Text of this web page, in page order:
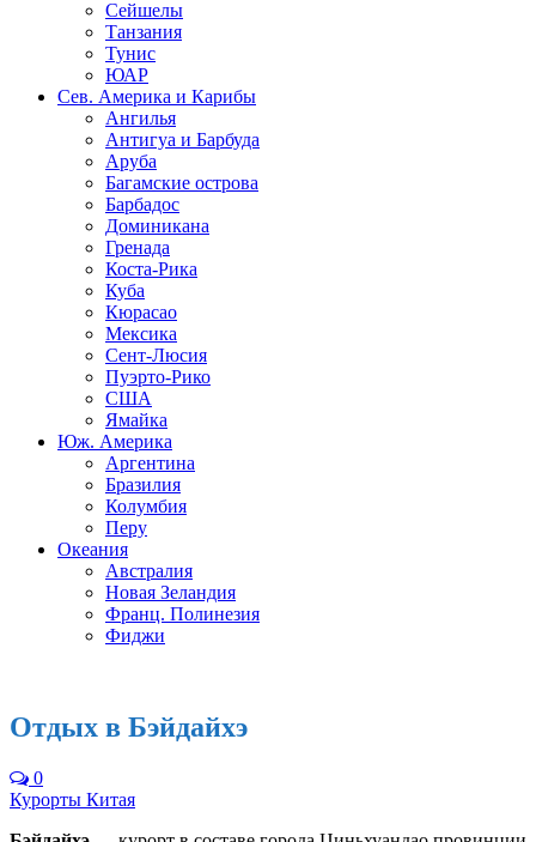
Сейшелы
Танзания
Тунис
ЮАР
Сев. Америка и Карибы
Ангилья
Антигуа и Барбуда
Аруба
Багамские острова
Барбадос
Доминикана
Гренада
Коста-Рика
Куба
Кюрасао
Мексика
Сент-Люсия
Пуэрто-Рико
США
Ямайка
Юж. Америка
Аргентина
Бразилия
Колумбия
Перу
Океания
Австралия
Новая Зеландия
Франц. Полинезия
Фиджи
Отдых в Бэйдайхэ
0
Курорты Китая